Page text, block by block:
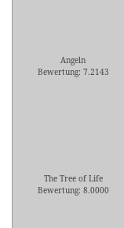
Angeln
Bewertung: 7.2143
The Tree of Life
Bewertung: 8.0000